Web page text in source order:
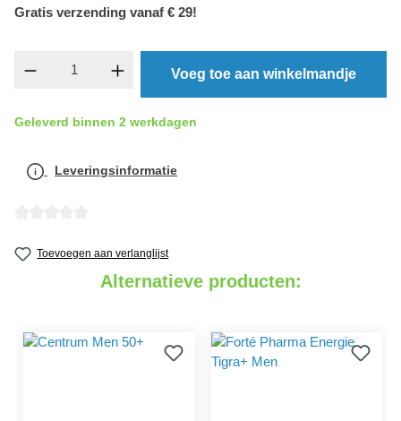
Gratis verzending vanaf € 29!
component.product.quantitySelect.legend
Voeg toe aan winkelmandje
Geleverd binnen 2 werkdagen
Leveringsinformatie
Toevoegen aan verlanglijst
Alternatieve producten: